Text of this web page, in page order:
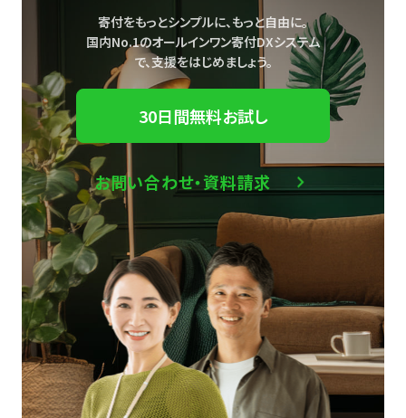
寄付をもっとシンプルに、もっと自由に。
国内No.1のオールインワン寄付DXシステム
で、支援をはじめましょう。
30日間無料お試し
お問い合わせ・資料請求